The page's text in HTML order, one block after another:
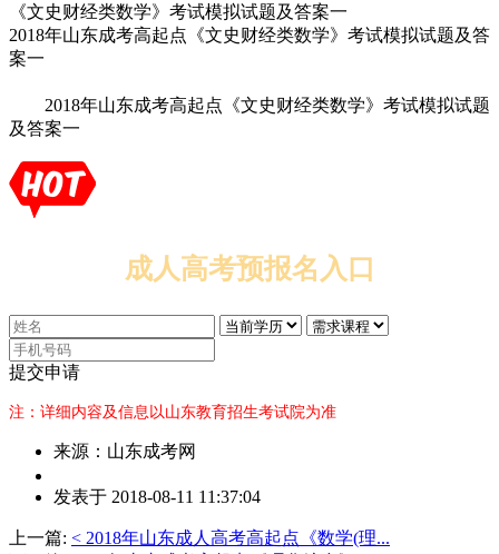
《文史财经类数学》考试模拟试题及答案一
2018年山东成考高起点《文史财经类数学》考试模拟试题及答
案一
2018年山东成考高起点《文史财经类数学》考试模拟试题
及答案一
成人高考预报名入口
提交申请
注：详细内容及信息以山东教育招生考试院为准
来源：山东成考网
者：
老
发表于 2018-08-11 11:37:04
上一篇: < 2018年山东成人高考高起点《数学(理...